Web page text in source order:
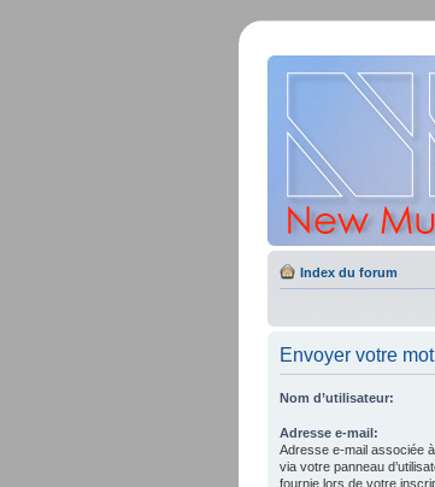
Index du forum
Envoyer votre
Nom d’utilisateur:
Adresse e-mail:
Adresse e-mail associée
via votre panneau
fournie lors de votre